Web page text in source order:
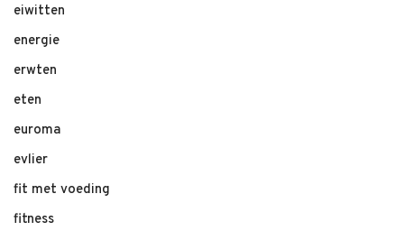
eiwitten
energie
erwten
eten
euroma
evlier
fit met voeding
fitness